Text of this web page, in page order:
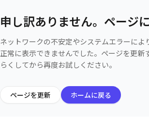
申し訳ありません。ページ
ネットワークの不安定やシステムエラーによ
正常に表示できませんでした。ページを更新
らくしてから再度お試しください。
ページを更新 ホームに戻る